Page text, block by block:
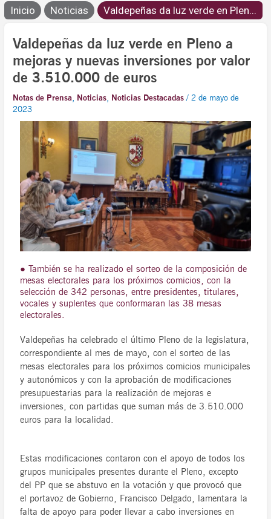
Inicio Noticias Valdepeñas da luz verde en Plen...
Valdepeñas da luz verde en Pleno a
mejoras y nuevas inversiones por valor
de 3.510.000 de euros
Notas de Prensa, Noticias, Noticias Destacadas /2 de mayo de
2023
● También se ha realizado el sorteo de la composición de
mesas electorales para los próximos comicios, con la
selección de 342 personas, entre presidentes, titulares,
vocales y suplentes que conformaran las 38 mesas
electorales.
Valdepeñas ha celebrado el último Pleno de la legislatura,
correspondiente al mes de mayo, con el sorteo de las
mesas electorales para los próximos comicios municipales
y autonómicos y con la aprobación de modificaciones
presupuestarias para la realización de mejoras e
inversiones, con partidas que suman más de 3.510.000
euros para la localidad.
Estas modificaciones contaron con el apoyo de todos los
grupos municipales presentes durante el Pleno, excepto
del PP que se abstuvo en la votación y que provocó que
el portavoz de Gobierno, Francisco Delgado, lamentara la
falta de apoyo para poder llevar a cabo inversiones en